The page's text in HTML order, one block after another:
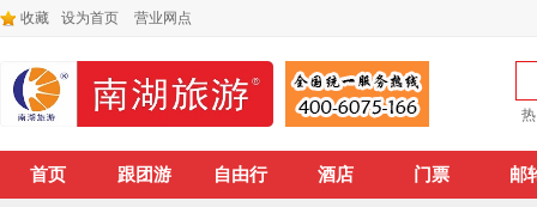
收藏 设为首页 营业网点
首页 跟团游 自由行 酒店 门票 邮